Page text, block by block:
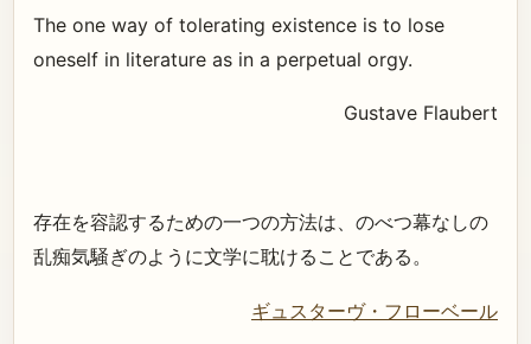
The one way of tolerating existence is to lose
oneself in literature as in a perpetual orgy.
Gustave Flaubert
存在を容認するための一つの方法は、のべつ幕なしの
乱痴気騒ぎのように文学に耽けることである。
ギュスターヴ・フローベール